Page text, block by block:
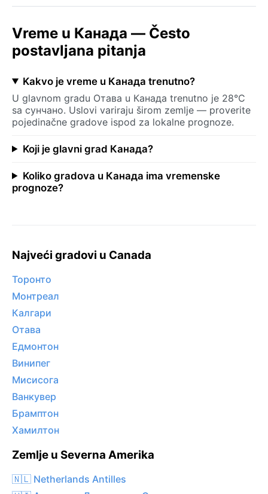
Vreme u Канада — Često
postavljana pitanja
Kakvo je vreme u Канада trenutno?
U glavnom gradu Отава u Канада trenutno je 28°C
sa сунчано. Uslovi variraju širom zemlje — proverite
pojedinačne gradove ispod za lokalne prognoze.
Koji je glavni grad Канада?
Koliko gradova u Канада ima vremenske
prognoze?
Najveći gradovi u Canada
Торонто
Монтреал
Калгари
Отава
Едмонтон
Винипег
Мисисога
Ванкувер
Брамптон
Хамилтон
Zemlje u Severna Amerika
🇳🇱 Netherlands Antilles